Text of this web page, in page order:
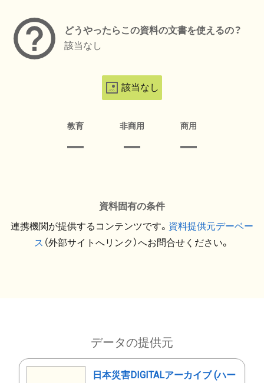
どうやったらこの資料の文書を使えるの？
該当なし
該当なし
教育 非商用 商用
資料固有の条件
連携機関が提供するコンテンツです。 資料提供元デーベー
ス （外部サイトへリンク）へお問合せください。
データの提供元
日本災害DIGITALアーカイブ (ハー